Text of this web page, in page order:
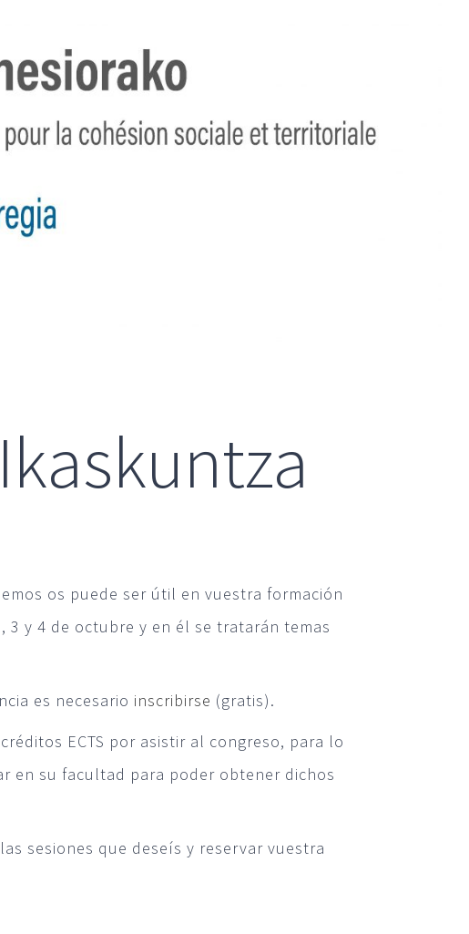
os puede ser útil en vuestra formación
3 y 4 de octubre y en él se tratarán temas
es necesario inscribirse (gratis).
ECTS por asistir al congreso, para lo
en su facultad para poder obtener dichos
sesiones que deseís y reservar vuestra